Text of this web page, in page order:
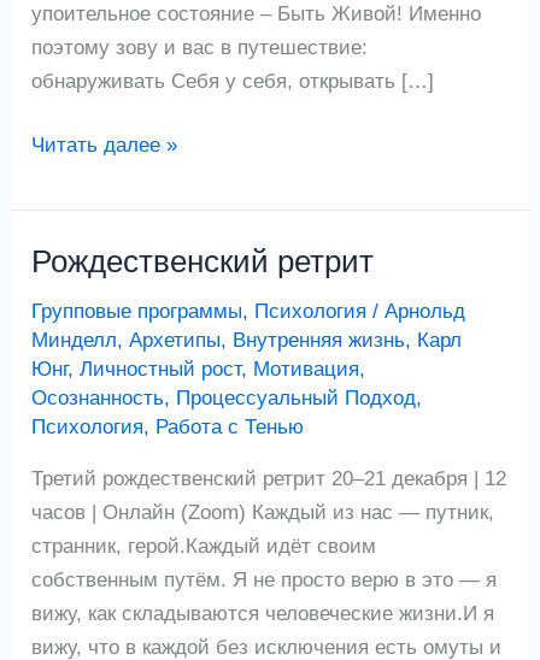
упоительное состояние – Быть Живой! Именно
поэтому зову и вас в путешествие:
обнаруживать Себя у себя, открывать […]
Читать далее »
Рождественский ретрит
Групповые программы, Психология /Арнольд
Минделл,Архетипы, Внутренняя жизнь, Карл
Юнг,Личностный рост, Мотивация,
Осознанность, Процессуальный Подход,
Психология, Работа с Тенью
Третий рождественский ретрит 20–21 декабря | 12
часов | Онлайн (Zoom) Каждый из нас — путник,
странник, герой.Каждый идёт своим
собственным путём. Я не просто верю в это — я
вижу, как складываются человеческие жизни.И я
вижу, что в каждой без исключения есть омуты и
Рождественский